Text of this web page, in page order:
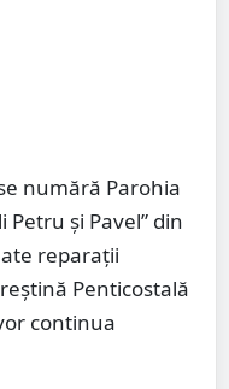
numără Parohia
Petru și Pavel” din
reparații
Penticostală
continua